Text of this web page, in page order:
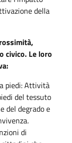
della
civico. Le loro
piedi: Attività
del tessuto
del degrado e
di